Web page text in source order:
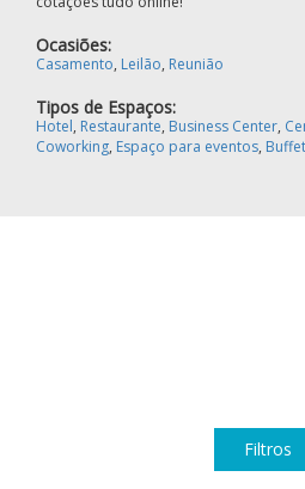
Filtros
Ocasiões:
Casamento, Leilão, Reunião
Tipos de Espaços:
Hotel, Restaurante, Business Center,
Coworking, Espaço para eventos, Buffet